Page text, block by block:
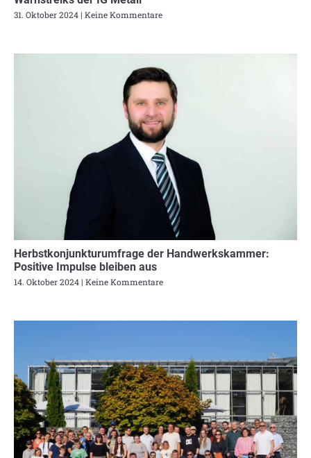
31. Oktober 2024 Keine Kommentare
Herbstkonjunkturumfrage der Handwerkskammer:
Positive Impulse bleiben aus
14. Oktober 2024 Keine Kommentare